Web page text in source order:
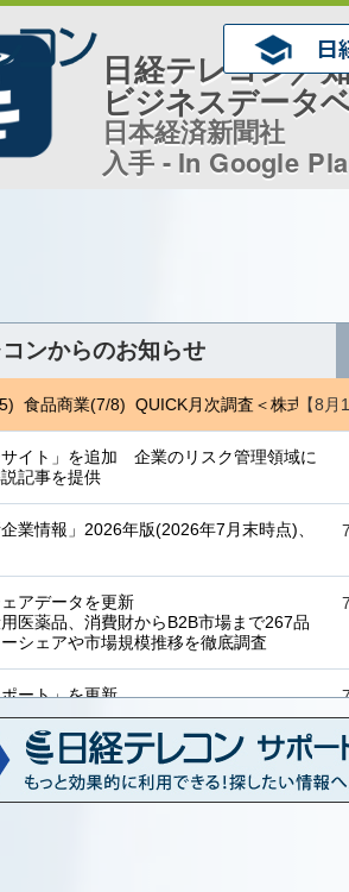
日経テレコン／
ビジネスデータ
日本経済新聞社
入手 - In Google
コンからのお知らせ
【8月
食品商業(7/8) QUICK月次調査＜株式＞
サイト」を追加 企業のリスク管理領域に
記事を提供
業情報」2026年版(2026年7月末時点)、
アデータを更新
医薬品、消費財からB2B市場まで267品
シェアや市場規模推移を徹底調査
ート」を更新
ク製品」「システムインテグレーター」
刷新
企業情報」の2026年版、約3万6千社を